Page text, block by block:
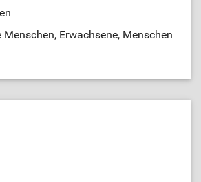
Menschen, Erwachsene, Menschen